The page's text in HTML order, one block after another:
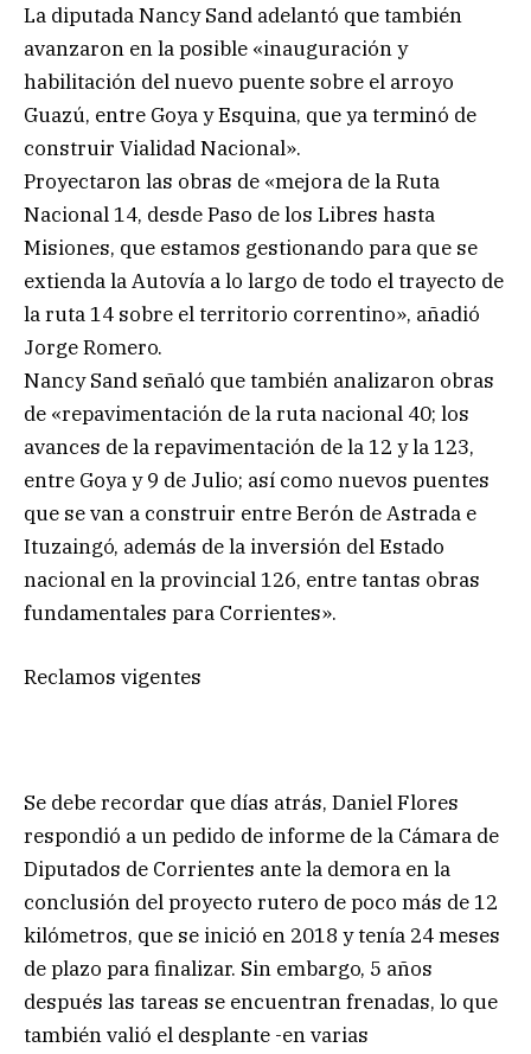
La diputada Nancy Sand adelantó que también
avanzaron en la posible «inauguración y
habilitación del nuevo puente sobre el arroyo
Guazú, entre Goya y Esquina, que ya terminó de
construir Vialidad Nacional».
Proyectaron las obras de «mejora de la Ruta
Nacional 14, desde Paso de los Libres hasta
Misiones, que estamos gestionando para que se
extienda la Autovía a lo largo de todo el trayecto de
la ruta 14 sobre el territorio correntino», añadió
Jorge Romero.
Nancy Sand señaló que también analizaron obras
de «repavimentación de la ruta nacional 40; los
avances de la repavimentación de la 12 y la 123,
entre Goya y 9 de Julio; así como nuevos puentes
que se van a construir entre Berón de Astrada e
Ituzaingó, además de la inversión del Estado
nacional en la provincial 126, entre tantas obras
fundamentales para Corrientes».
Reclamos vigentes
Se debe recordar que días atrás, Daniel Flores
respondió a un pedido de informe de la Cámara de
Diputados de Corrientes ante la demora en la
conclusión del proyecto rutero de poco más de 12
kilómetros, que se inició en 2018 y tenía 24 meses
de plazo para finalizar. Sin embargo, 5 años
después las tareas se encuentran frenadas, lo que
también valió el desplante -en varias